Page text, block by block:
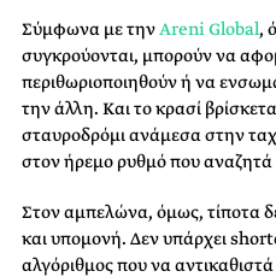
Σύμφωνα με τηνAreni Global,
συγκρούονται, μπορούν να
περιθωριοποιηθούν ή να
την άλλη. Και το κρασί
σταυροδρόμι ανάμεσα στην
στον ήρεμο ρυθμό που
Στον αμπελώνα, όμως, τίποτα
και υπομονή. Δεν υπάρχει
αλγόριθμος που να